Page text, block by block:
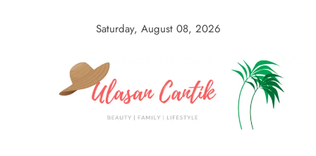
Saturday, August 08, 2026